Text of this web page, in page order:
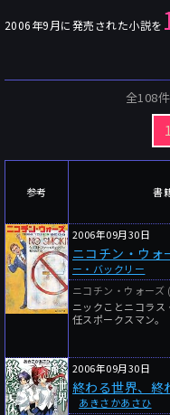
フォーマット
読者数
年代
年代と月の範囲
2006年9月に発売された小説を
全108
1
参考 書
2006年09月30日
ニコチン・ウォ
ー・バックリー
ニコチン・ウォー
ニックことニコラ
任スポークスマン。
2006年09月30日
終わる世界、終
あきさかあさひ